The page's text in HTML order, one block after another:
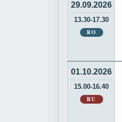
29.09.2026
13.30-17.30
RO
01.10.2026
15.00-16.40
RU